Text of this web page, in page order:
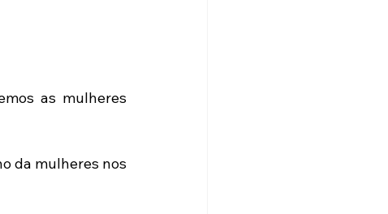
as mulheres
da mulheres nos